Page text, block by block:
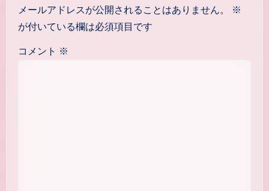
メールアドレスが公開されることはありません。
※
が付いている欄は必須項目です
コメント ※